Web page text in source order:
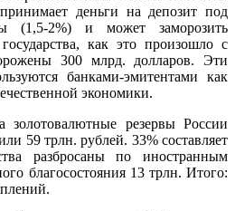
деньги на депозит под
(1,5-2%) и может заморозить
как это произошло с
300 млрд. долларов. Эти
банками-эмитентами как
экономики.
золотовалютные резервы России
59 трлн. рублей. 33% составляет
разбросаны по иностранным
благосостояния 13 трлн. Итого: